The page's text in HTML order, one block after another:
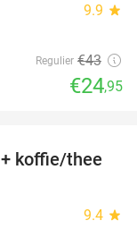
9.9 star
Regulier €43
€24,95
55%
koffie/thee
9.4 star